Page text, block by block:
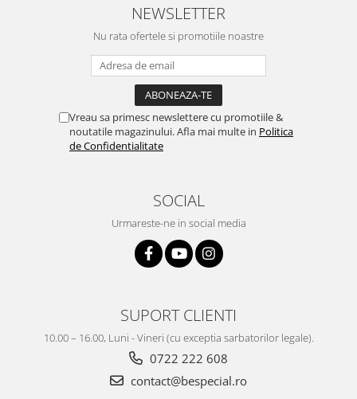
NEWSLETTER
Nu rata ofertele si promotiile noastre
Vreau sa primesc newslettere cu promotiile &
noutatile magazinului. Afla mai multe in Politica
de Confidentialitate
SOCIAL
Urmareste-ne in social media
SUPORT CLIENTI
10.00 – 16.00, Luni - Vineri (cu exceptia sarbatorilor legale).
0722 222 608
contact@bespecial.ro